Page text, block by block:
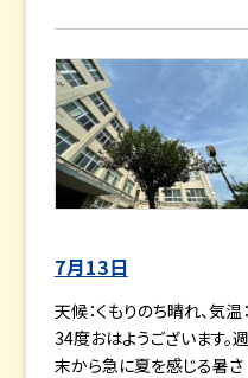
7月13日
天候：くもりのち晴れ、気温：
34度おはようございます。週
末から急に夏を感じる暑さ